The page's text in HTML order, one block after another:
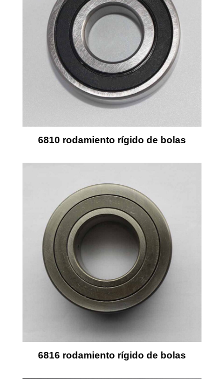
6810 rodamiento rígido de bolas
6816 rodamiento rígido de bolas